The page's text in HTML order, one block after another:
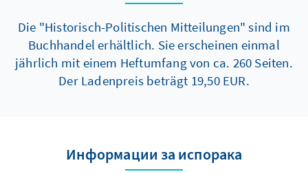
Die "Historisch-Politischen Mitteilungen" sind im
Buchhandel erhältlich. Sie erscheinen einmal
jährlich mit einem Heftumfang von ca. 260 Seiten.
Der Ladenpreis beträgt 19,50 EUR.
Информации за испорака